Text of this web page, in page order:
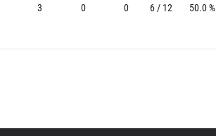
3 0 0 6 / 12 50.0 %